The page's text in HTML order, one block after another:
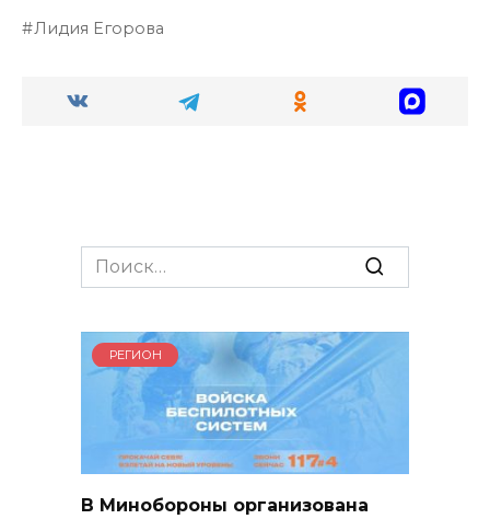
Лидия Егорова
Search
for:
РЕГИОН
В Минобороны организована